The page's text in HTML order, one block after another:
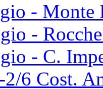
- Monte
-
- C.
6 Cost.